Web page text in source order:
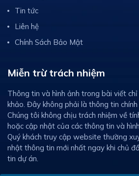
Tin tức
Liên hệ
Chính Sách Bảo Mật
Miễn trừ trách nhiệm
Thông tin và hình ảnh trong bài viết
khảo. Đây không phải là thông tin
Chúng tôi không chịu trách nhiệm về
hoặc cập nhật của các thông tin và
Quý khách truy cập website thường
nhật thông tin mới nhất ngay khi chủ
tin dự án.